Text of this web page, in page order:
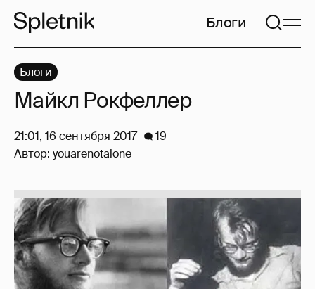
Блоги
Блоги
Майкл Рокфеллер
21:01, 16 сентября 2017
19
Автор: youarenotalone